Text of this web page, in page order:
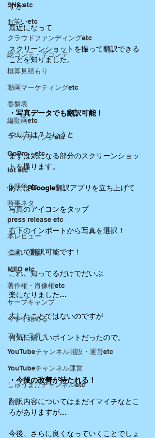
SNS etc
お笑いetc
クラウドファンディングetc
絵コンテ・字コンテ
概算見積もり
動画マーケティングetc
香盤表
縦動画etc
マーケティングetc
GoPro etc
Iot etc
心理学etc
時事ネタ
press release etc
本レビュー
企画・立案
MEO etc
著作権・肖像権etc
サーフキャンプ
今すぐ始める
コミュニティ
YouTubeチャンネル開設・運営etc
YouTubeチャンネル運営
しゅうまげチャンネルetc
すが
最近になって
スクリーンショットを撮って翻訳できる
ことを知りました。
・写真データでも翻訳可能！
やり方は？というと
まずは気になる部分のスクリーンショッ
トを撮ります。
あとはGoogle翻訳アプリを立ち上げて
写真のアイコンをタップ
右下のインポートから写真を選択！
これで翻訳可能です！
これ、知ってるだけでだいぶ
楽になりました…
大したことではないのですが
何気に嬉しいポイントだったので。
・今後の改善が待たれる！
翻訳内容についてはまだイマイチなとこ
ろがありますが…
今後、さらに良くなっていくことでしょ